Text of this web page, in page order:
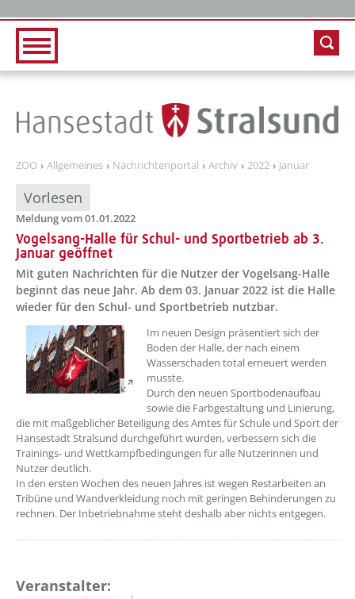
ZOO Allgemeines Nachrichtenportal Archiv 2022 Januar
Vorlesen
Meldung vom 01.01.2022
Vogelsang-Halle für Schul- und Sportbetrieb ab 3.
Januar geöffnet
Mit guten Nachrichten für die Nutzer der Vogelsang-Halle
beginnt das neue Jahr. Ab dem 03. Januar 2022 ist die Halle
wieder für den Schul- und Sportbetrieb nutzbar.
Im neuen Design präsentiert sich der
Boden der Halle, der nach einem
Wasserschaden total erneuert werden
musste.
Durch den neuen Sportbodenaufbau
sowie die Farbgestaltung und Linierung,
die mit maßgeblicher Beteiligung des Amtes für Schule und Sport der
Hansestadt Stralsund durchgeführt wurden, verbessern sich die
Trainings- und Wettkampfbedingungen für alle Nutzerinnen und
Nutzer deutlich.
In den ersten Wochen des neuen Jahres ist wegen Restarbeiten an
Tribüne und Wandverkleidung noch mit geringen Behinderungen zu
rechnen. Der Inbetriebnahme steht deshalb aber nichts entgegen.
Veranstalter: